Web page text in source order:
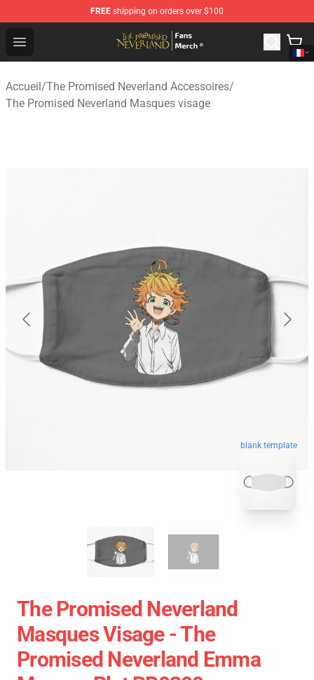
FREE shipping on orders over $100
Open menu
The Promised Neverland Store - Official The Promised
Accueil/The Promised Neverland Accessoires/
The Promised Neverland Masques visage
blank template
The Promised Neverland
Masques Visage - The
Promised Neverland Emma